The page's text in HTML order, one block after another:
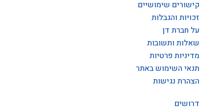
קישורים שימושיים
זכויות והגבלות
על חברת דן
שאלות ותשובות
מדיניות פרטיות
תנאי השימוש באתר
הצהרת נגישות
דרושים